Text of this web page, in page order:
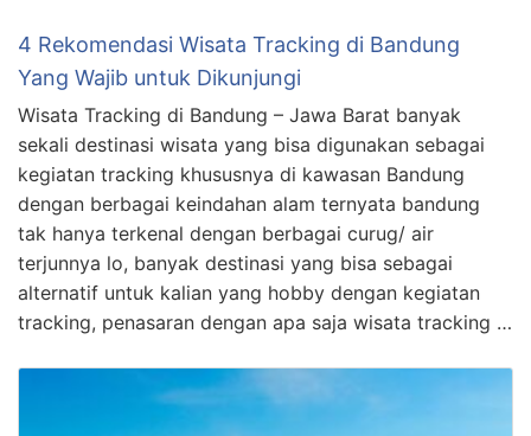
4 Rekomendasi Wisata Tracking di Bandung
Yang Wajib untuk Dikunjungi
Wisata Tracking di Bandung – Jawa Barat banyak
sekali destinasi wisata yang bisa digunakan sebagai
kegiatan tracking khususnya di kawasan Bandung
dengan berbagai keindahan alam ternyata bandung
tak hanya terkenal dengan berbagai curug/ air
terjunnya lo, banyak destinasi yang bisa sebagai
alternatif untuk kalian yang hobby dengan kegiatan
tracking, penasaran dengan apa saja wisata tracking …